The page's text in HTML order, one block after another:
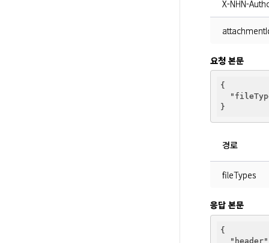
X-NHN-
요청 본문
{
경로
fileTypes
응답 본문
{
"header"